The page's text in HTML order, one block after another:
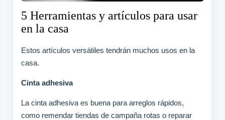
5 Herramientas y artículos para usar
en la casa
Estos artículos versátiles tendrán muchos usos en la
casa.
Cinta adhesiva
La cinta adhesiva es buena para arreglos rápidos,
como remendar tiendas de campaña rotas o reparar